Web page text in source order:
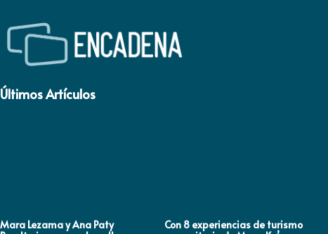
Últimos Artículos
Mara Lezama y Ana Paty
Con 8 experiencias de turismo